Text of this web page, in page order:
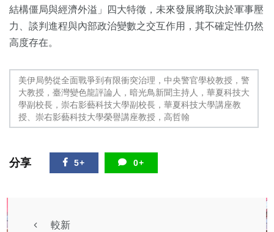
結構僵局與經濟外溢」四大特徵，未來發展將取決於軍事壓
力、談判進程與內部政治變數之交互作用，其不確定性仍然
高度存在。
美伊局勢從全面戰爭到有限衝突治理，中央警官學校教授，警
大教授，臺灣變色龍評論人，暗光鳥新聞主持人，華夏科技大
學副校長，崇右影藝科技大學副校長，華夏科技大學講座教
授、崇右影藝科技大學榮譽講座教授，高哲翰
分享 5+ 0+
較新